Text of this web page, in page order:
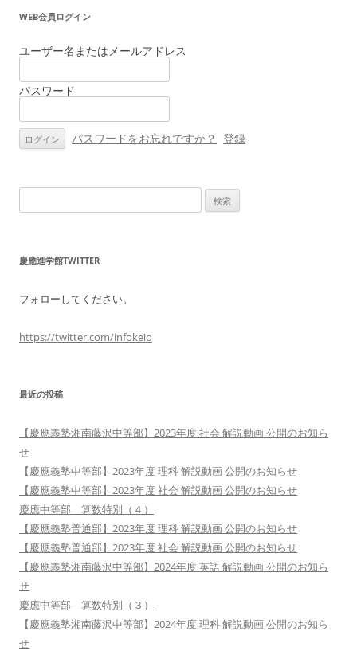
ナ
ー
ョ
WEB会員ログイン
ユーザー名またはメールアドレス
パスワード
パスワードをお忘れですか？ 登録
索:
慶應進学館TWITTER
フォローしてください。
https://twitter.com/infokeio
最近の投稿
【慶應義塾湘南藤沢中等部】2023年度 社会 解説動画 公開のお知ら
せ
【慶應義塾中等部】2023年度 理科 解説動画 公開のお知らせ
【慶應義塾中等部】2023年度 社会 解説動画 公開のお知らせ
慶應中等部 算数特別（４）
【慶應義塾普通部】2023年度 理科 解説動画 公開のお知らせ
【慶應義塾普通部】2023年度 社会 解説動画 公開のお知らせ
【慶應義塾湘南藤沢中等部】2024年度 英語 解説動画 公開のお知ら
せ
慶應中等部 算数特別（３）
【慶應義塾湘南藤沢中等部】2024年度 理科 解説動画 公開のお知ら
せ